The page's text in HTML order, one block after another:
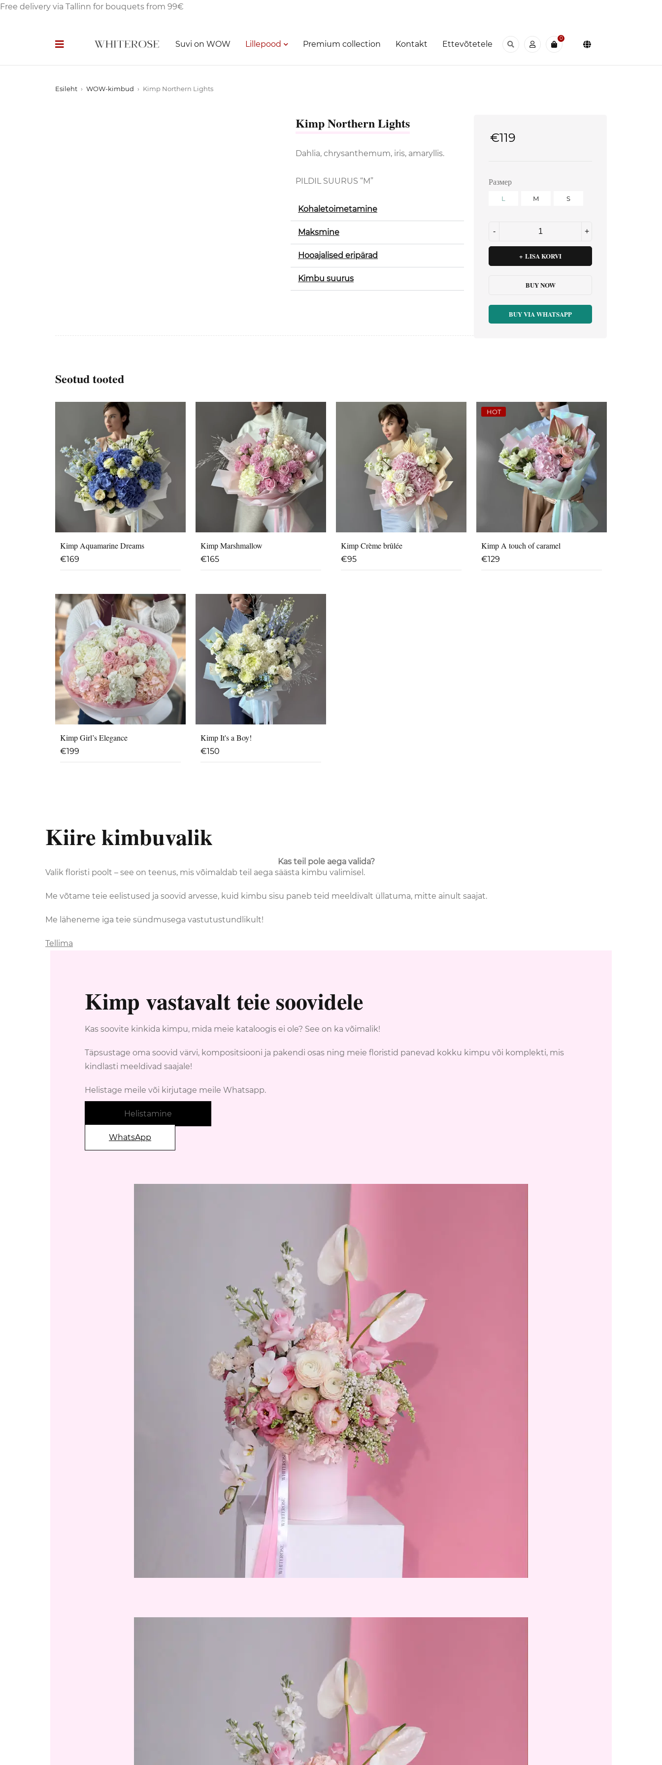
Free delivery via Tallinn for bouquets from 99€
Suvi on WOW Lillepood Premium collection Kontakt Ettevõtetele
0
Esileht › WOW-kimbud › Kimp Northern Lights
Kimp Northern Lights
Dahlia, chrysanthemum, iris, amaryllis.
PILDIL SUURUS “M”
Kohaletoimetamine
Maksmine
Hooajalised eripärad
Kimbu suurus
€119
Размер
L M S
LISA KORVI
BUY NOW
BUY VIA WHATSAPP
Seotud tooted
Kimp Aquamarine Dreams
€169
Kimp Marshmallow
€165
Kimp Crème brûlée
€95
HOT
Kimp A touch of caramel
€129
Kimp Girl’s Elegance
€199
Kimp It's a Boy!
€150
Kiire kimbuvalik
Kas teil pole aega valida?
Valik floristi poolt – see on teenus, mis võimaldab teil aega säästa kimbu valimisel.
Me võtame teie eelistused ja soovid arvesse, kuid kimbu sisu paneb teid meeldivalt üllatuma, mitte ainult saajat.
Me läheneme iga teie sündmusega vastutustundlikult!
Tellima
Kimp vastavalt teie soovidele
Kas soovite kinkida kimpu, mida meie kataloogis ei ole? See on ka võimalik!
Täpsustage oma soovid värvi, kompositsiooni ja pakendi osas ning meie floristid panevad kokku kimpu või komplekti, mis
kindlasti meeldivad saajale!
Helistage meile või kirjutage meile Whatsapp.
Helistamine
WhatsApp